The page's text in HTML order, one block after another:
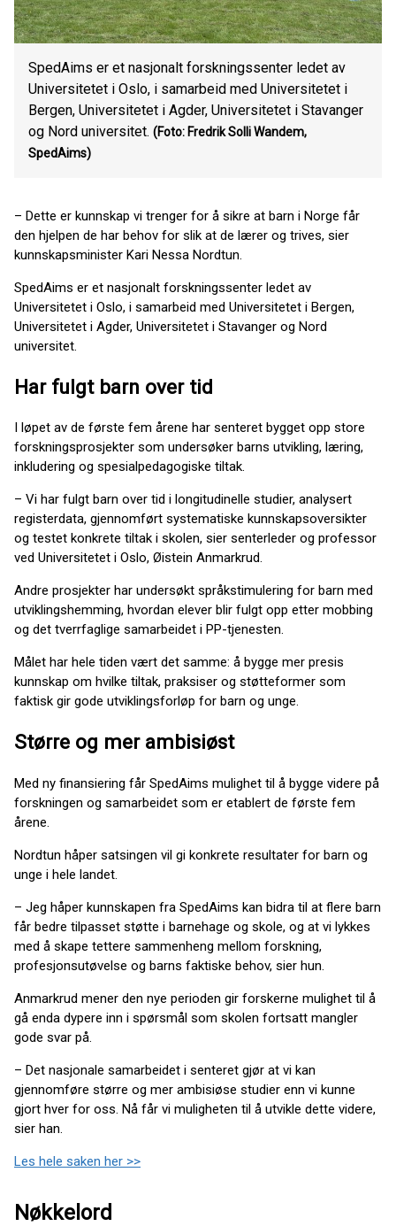
SpedAims er et nasjonalt forskningssenter ledet av
Universitetet i Oslo, i samarbeid med Universitetet i
Bergen, Universitetet i Agder, Universitetet i Stavanger
og Nord universitet. (Foto: Fredrik Solli Wandem,
SpedAims)
– Dette er kunnskap vi trenger for å sikre at barn i Norge får
den hjelpen de har behov for slik at de lærer og trives, sier
kunnskapsminister Kari Nessa Nordtun.
SpedAims er et nasjonalt forskningssenter ledet av
Universitetet i Oslo, i samarbeid med Universitetet i Bergen,
Universitetet i Agder, Universitetet i Stavanger og Nord
universitet.
Har fulgt barn over tid
I løpet av de første fem årene har senteret bygget opp store
forskningsprosjekter som undersøker barns utvikling, læring,
inkludering og spesialpedagogiske tiltak.
– Vi har fulgt barn over tid i longitudinelle studier, analysert
registerdata, gjennomført systematiske kunnskapsoversikter
og testet konkrete tiltak i skolen, sier senterleder og professor
ved Universitetet i Oslo, Øistein Anmarkrud.
Andre prosjekter har undersøkt språkstimulering for barn med
utviklingshemming, hvordan elever blir fulgt opp etter mobbing
og det tverrfaglige samarbeidet i PP-tjenesten.
Målet har hele tiden vært det samme: å bygge mer presis
kunnskap om hvilke tiltak, praksiser og støtteformer som
faktisk gir gode utviklingsforløp for barn og unge.
Større og mer ambisiøst
Med ny finansiering får SpedAims mulighet til å bygge videre på
forskningen og samarbeidet som er etablert de første fem
årene.
Nordtun håper satsingen vil gi konkrete resultater for barn og
unge i hele landet.
– Jeg håper kunnskapen fra SpedAims kan bidra til at flere barn
får bedre tilpasset støtte i barnehage og skole, og at vi lykkes
med å skape tettere sammenheng mellom forskning,
profesjonsutøvelse og barns faktiske behov, sier hun.
Anmarkrud mener den nye perioden gir forskerne mulighet til å
gå enda dypere inn i spørsmål som skolen fortsatt mangler
gode svar på.
– Det nasjonale samarbeidet i senteret gjør at vi kan
gjennomføre større og mer ambisiøse studier enn vi kunne
gjort hver for oss. Nå får vi muligheten til å utvikle dette videre,
sier han.
Les hele saken her >>
Nøkkelord